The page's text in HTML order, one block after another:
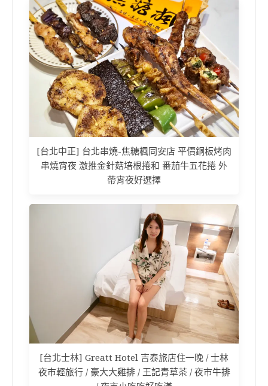
[台北中正] 台北串燒-焦糖楓同安店 平價銅板烤肉
串燒宵夜 激推金針菇培根捲和 番茄牛五花捲 外
帶宵夜好選擇
[台北士林] Greatt Hotel 吉泰旅店住一晚 / 士林
夜市輕旅行 / 豪大大雞排 / 王記青草茶 / 夜市牛排